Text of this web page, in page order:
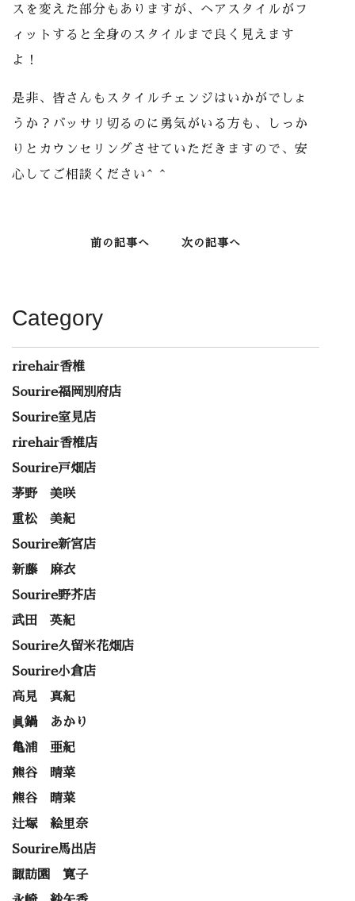
スを変えた部分もありますが、ヘアスタイルがフ
ィットすると全身のスタイルまで良く見えます
よ！
是非、皆さんもスタイルチェンジはいかがでしょ
うか？バッサリ切るのに勇気がいる方も、しっか
りとカウンセリングさせていただきますので、安
心してご相談ください ^ ^
前の記事へ 次の記事へ
Category
rirehair香椎
Sourire福岡別府店
Sourire室見店
rirehair香椎店
Sourire戸畑店
茅野 美咲
重松 美紀
Sourire新宮店
新藤 麻衣
Sourire野芥店
武田 英紀
Sourire久留米花畑店
Sourire小倉店
高見 真紀
眞鍋 あかり
亀浦 亜紀
熊谷 晴菜
熊谷 晴菜
辻塚 絵里奈
Sourire馬出店
諏訪園 寛子